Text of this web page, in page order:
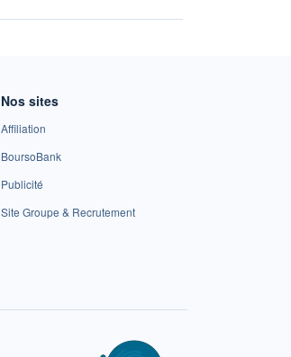
Nos sites
Affiliation
BoursoBank
Publicité
Site Groupe & Recrutement